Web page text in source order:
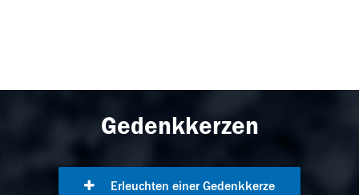
Gedenkkerzen
Erleuchten einer Gedenkkerze